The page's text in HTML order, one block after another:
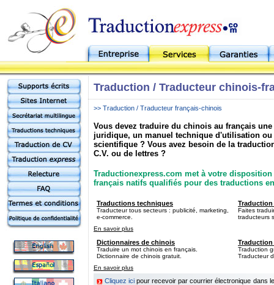
Traduction / Traducteur chinois-
>> Traduction / Traducteur français-chinois
Vous devez traduire du chinois au français
juridique, un manuel technique d'utilisation
scientifique ? Vous avez besoin de la
C.V. ou de lettres ?
Traductionexpress.com met à votre
français natifs qualifiés pour des traductions
Traductions techniques
Traducteur tous secteurs : publicité, marketing,
e-commerce.
Traduction
Faites
traducteurs
En savoir plus
Dictionnaires de chinois
Traduire un mot chinois en français.
Dictionnaire de chinois gratuit.
Traduction
Traducteur
En savoir plus
Cliquez ici pour recevoir par courrier électronique dans